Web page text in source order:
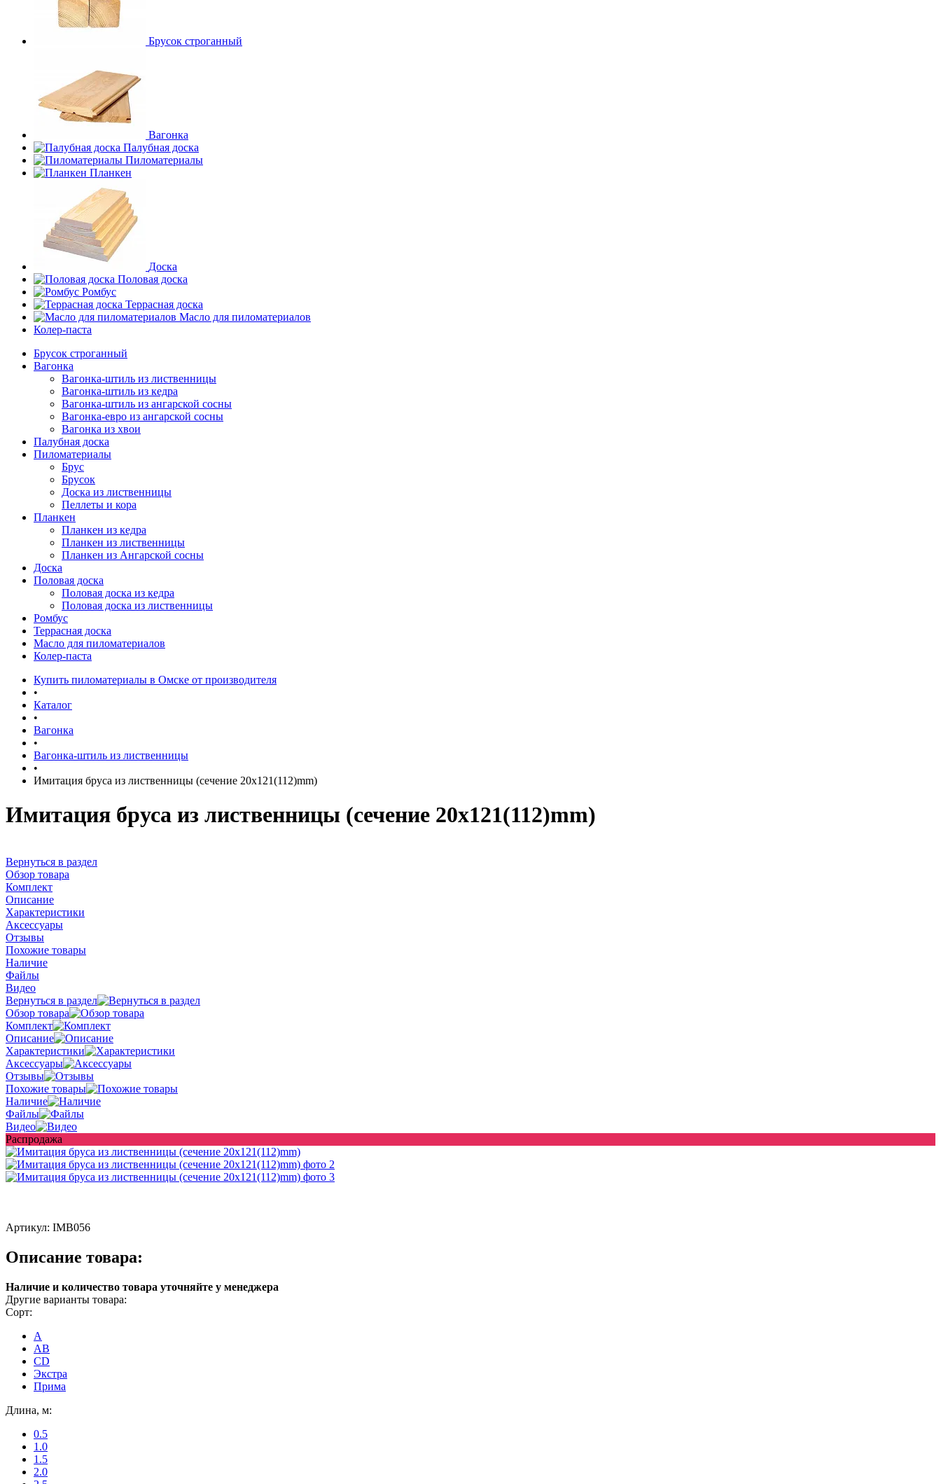
Брусок строганный
Вагонка
Палубная доска
Пиломатериалы
Планкен
Доска
Половая доска
Ромбус
Террасная доска
Масло для пиломатериалов
Колер-паста
Брусок строганный
Вагонка
Вагонка-штиль из лиственницы
Вагонка-штиль из кедра
Вагонка-штиль из ангарской сосны
Вагонка-евро из ангарской сосны
Вагонка из хвои
Палубная доска
Пиломатериалы
Брус
Брусок
Доска из лиственницы
Пеллеты и кора
Планкен
Планкен из кедра
Планкен из лиственницы
Планкен из Ангарской сосны
Доска
Половая доска
Половая доска из кедра
Половая доска из лиственницы
Ромбус
Террасная доска
Масло для пиломатериалов
Колер-паста
Купить пиломатериалы в Омске от производителя
•
Каталог
•
Вагонка
•
Вагонка-штиль из лиственницы
•
Имитация бруса из лиственницы (сечение 20x121(112)mm)
Имитация бруса из лиственницы (сечение 20x121(112)mm)
Вернуться в раздел
Обзор товара
Комплект
Описание
Характеристики
Аксессуары
Отзывы
Похожие товары
Наличие
Файлы
Видео
Вернуться в раздел
Обзор товара
Комплект
Описание
Характеристики
Аксессуары
Отзывы
Похожие товары
Наличие
Файлы
Видео
Распродажа
Артикул: IMB056
Описание товара:
Наличие и количество товара уточняйте у менеджера
Другие варианты товара:
Сорт:
A
AB
CD
Экстра
Прима
Длина, м:
0.5
1.0
1.5
2.0